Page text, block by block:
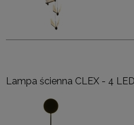
Lampa ścienna CLEX - 4